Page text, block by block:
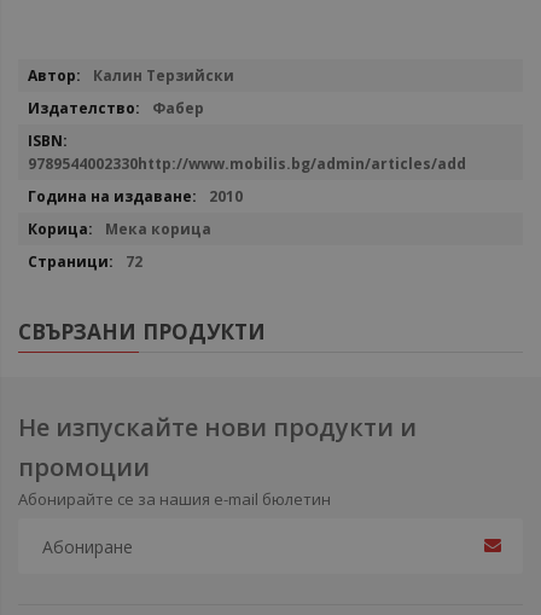
Повече
Калин Терзийски
Фабер
9789544002330http://www.mobilis.bg/admin/articles/add
2010
Мека корица
72
СВЪРЗАНИ ПРОДУКТИ
Не изпускайте нови продукти и
промоции
Абонирайте се за нашия e-mail бюлетин